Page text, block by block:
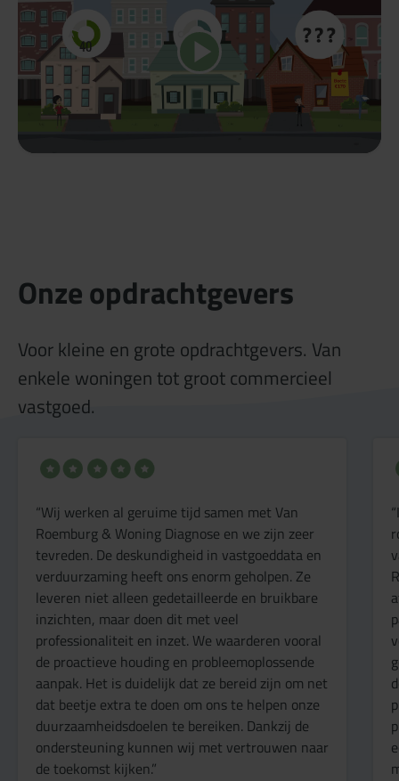
Speel video
Onze opdrachtgevers
Voor kleine en grote opdrachtgevers. Van
enkele woningen tot groot commercieel
vastgoed.
“Wij werken al geruime tijd samen met Van
Roemburg & Woning Diagnose en we zijn zeer
tevreden. De deskundigheid in vastgoeddata en
verduurzaming heeft ons enorm geholpen. Ze
leveren niet alleen gedetailleerde en bruikbare
inzichten, maar doen dit met veel
professionaliteit en inzet. We waarderen vooral
de proactieve houding en probleemoplossende
aanpak. Het is duidelijk dat ze bereid zijn om net
dat beetje extra te doen om ons te helpen onze
duurzaamheidsdoelen te bereiken. Dankzij de
ondersteuning kunnen wij met vertrouwen naar
de toekomst kijken.”